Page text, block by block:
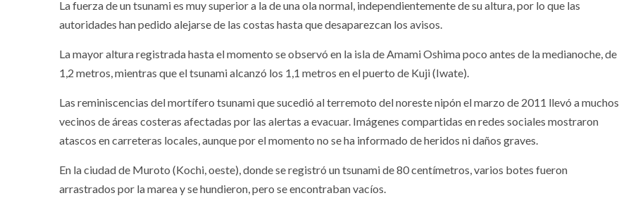
La fuerza de un tsunami es muy superior a la de una ola normal, independientemente de su altura, por lo que las
autoridades han pedido alejarse de las costas hasta que desaparezcan los avisos.
La mayor altura registrada hasta el momento se observó en la isla de Amami Oshima poco antes de la medianoche, de
1,2 metros, mientras que el tsunami alcanzó los 1,1 metros en el puerto de Kuji (Iwate).
Las reminiscencias del mortífero tsunami que sucedió al terremoto del noreste nipón el marzo de 2011 llevó a muchos
vecinos de áreas costeras afectadas por las alertas a evacuar. Imágenes compartidas en redes sociales mostraron
atascos en carreteras locales, aunque por el momento no se ha informado de heridos ni daños graves.
En la ciudad de Muroto (Kochi, oeste), donde se registró un tsunami de 80 centímetros, varios botes fueron
arrastrados por la marea y se hundieron, pero se encontraban vacíos.